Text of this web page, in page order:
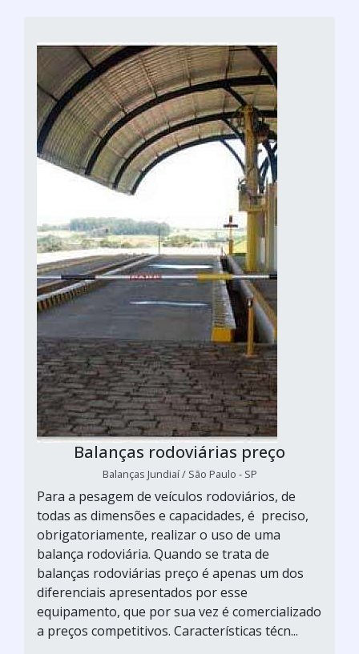
Balanças rodoviárias preço
Balanças Jundiaí / São Paulo - SP
Para a pesagem de veículos rodoviários, de
todas as dimensões e capacidades, é preciso,
obrigatoriamente, realizar o uso de uma
balança rodoviária. Quando se trata de
balanças rodoviárias preço é apenas um dos
diferenciais apresentados por esse
equipamento, que por sua vez é comercializado
a preços competitivos. Características técn...